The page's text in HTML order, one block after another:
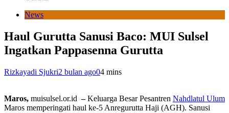
News
Haul Gurutta Sanusi Baco: MUI Sulsel
Ingatkan Pappasenna Gurutta
Rizkayadi Sjukri2 bulan ago04 mins
Maros, muisulsel.or.id –Keluarga Besar Pesantren Nahdlatul Ulum
Maros memperingati haul ke-5 Anregurutta Haji (AGH). Sanusi